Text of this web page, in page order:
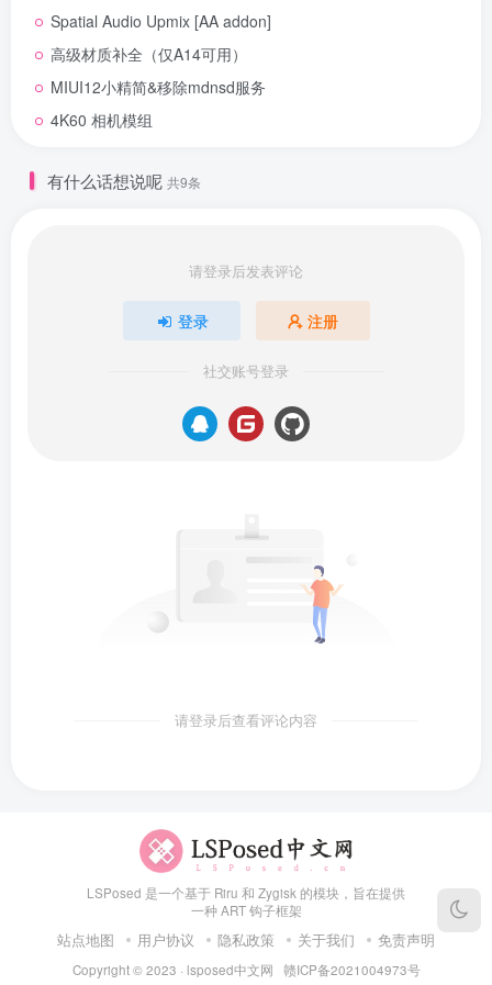
Spatial Audio Upmix [AA addon]
高级材质补全（仅A14可用）
MIUI12小精简&移除mdnsd服务
4K60 相机模组
有什么话想说呢 共9条
请登录后发表评论
登录 注册
社交账号登录
请登录后查看评论内容
LSPosed 是一个基于 Riru 和 Zygisk 的模块，旨在提供
一种 ART 钩子框架
站点地图 用户协议 隐私政策 关于我们 免责声明
Copyright © 2023 · lsposed中文网 赣ICP备2021004973号